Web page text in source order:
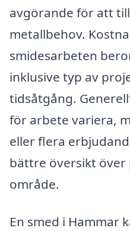
avgörande för att
metallbehov.
smidesarbeten
inklusive typ av
tidsåtgång.
för arbete variera,
eller flera
bättre översikt
område.
En smed i Hammar